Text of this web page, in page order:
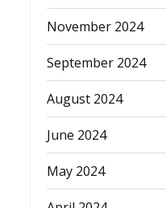
November 2024
September 2024
August 2024
June 2024
May 2024